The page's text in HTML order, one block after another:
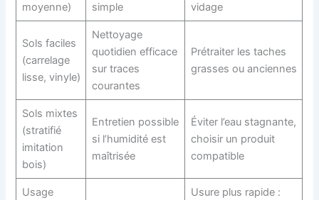
moyenne)
simple
vidage
Sols faciles
(carrelage
lisse, vinyle)
Nettoyage
quotidien efficace
sur traces
courantes
Prétraiter les taches
grasses ou anciennes
Sols mixtes
(stratifié
imitation
bois)
Entretien possible
si l’humidité est
maîtrisée
Éviter l’eau stagnante,
choisir un produit
compatible
Usage
Usure plus rapide :